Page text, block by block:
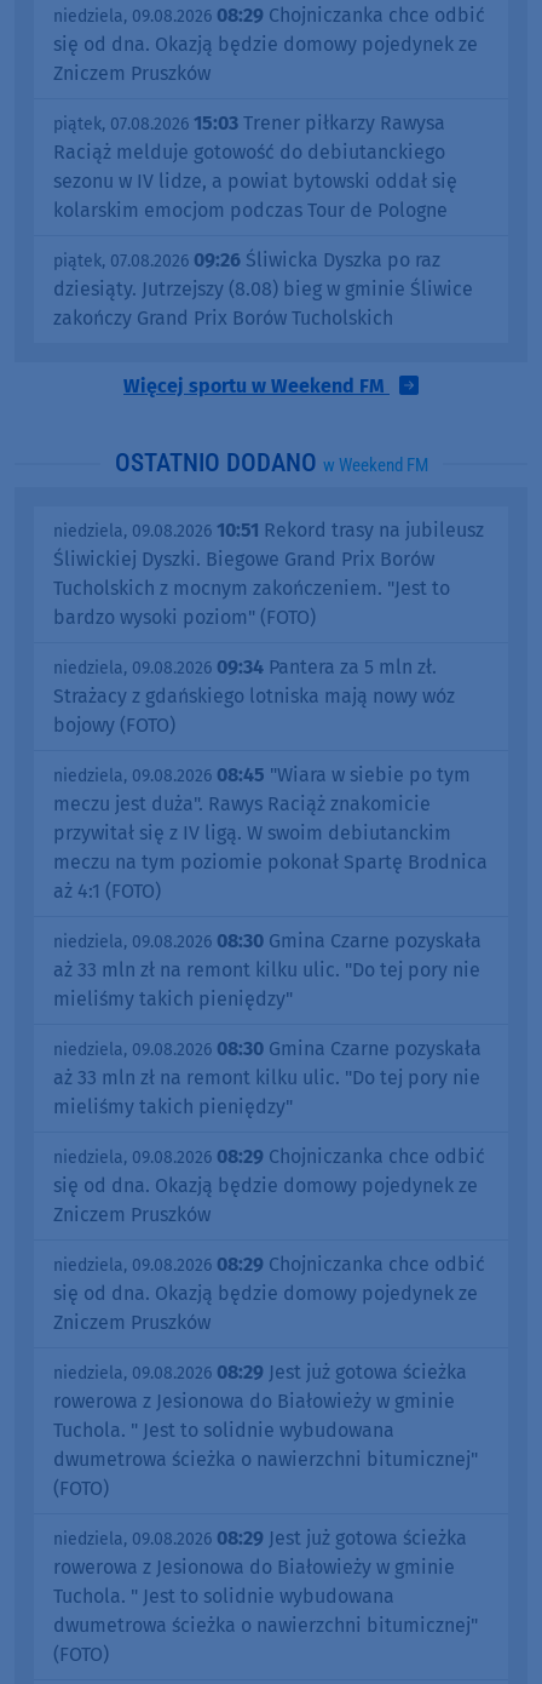
niedziela, 09.08.2026 08:29 Chojniczanka chce odbić
się od dna. Okazją będzie domowy pojedynek ze
Zniczem Pruszków
piątek, 07.08.2026 15:03 Trener piłkarzy Rawysa
Raciąż melduje gotowość do debiutanckiego
sezonu w IV lidze, a powiat bytowski oddał się
kolarskim emocjom podczas Tour de Pologne
piątek, 07.08.2026 09:26 Śliwicka Dyszka po raz
dziesiąty. Jutrzejszy (8.08) bieg w gminie Śliwice
zakończy Grand Prix Borów Tucholskich
Więcej sportu w Weekend FM
OSTATNIO DODANO w Weekend FM
niedziela, 09.08.2026 10:51 Rekord trasy na jubileusz
Śliwickiej Dyszki. Biegowe Grand Prix Borów
Tucholskich z mocnym zakończeniem. "Jest to
bardzo wysoki poziom" (FOTO)
niedziela, 09.08.2026 09:34 Pantera za 5 mln zł.
Strażacy z gdańskiego lotniska mają nowy wóz
bojowy (FOTO)
niedziela, 09.08.2026 08:45 "Wiara w siebie po tym
meczu jest duża". Rawys Raciąż znakomicie
przywitał się z IV ligą. W swoim debiutanckim
meczu na tym poziomie pokonał Spartę Brodnica
aż 4:1 (FOTO)
niedziela, 09.08.2026 08:30 Gmina Czarne pozyskała
aż 33 mln zł na remont kilku ulic. "Do tej pory nie
mieliśmy takich pieniędzy"
niedziela, 09.08.2026 08:30 Gmina Czarne pozyskała
aż 33 mln zł na remont kilku ulic. "Do tej pory nie
mieliśmy takich pieniędzy"
niedziela, 09.08.2026 08:29 Chojniczanka chce odbić
się od dna. Okazją będzie domowy pojedynek ze
Zniczem Pruszków
niedziela, 09.08.2026 08:29 Chojniczanka chce odbić
się od dna. Okazją będzie domowy pojedynek ze
Zniczem Pruszków
niedziela, 09.08.2026 08:29 Jest już gotowa ścieżka
rowerowa z Jesionowa do Białowieży w gminie
Tuchola. " Jest to solidnie wybudowana
dwumetrowa ścieżka o nawierzchni bitumicznej"
(FOTO)
niedziela, 09.08.2026 08:29 Jest już gotowa ścieżka
rowerowa z Jesionowa do Białowieży w gminie
Tuchola. " Jest to solidnie wybudowana
dwumetrowa ścieżka o nawierzchni bitumicznej"
(FOTO)